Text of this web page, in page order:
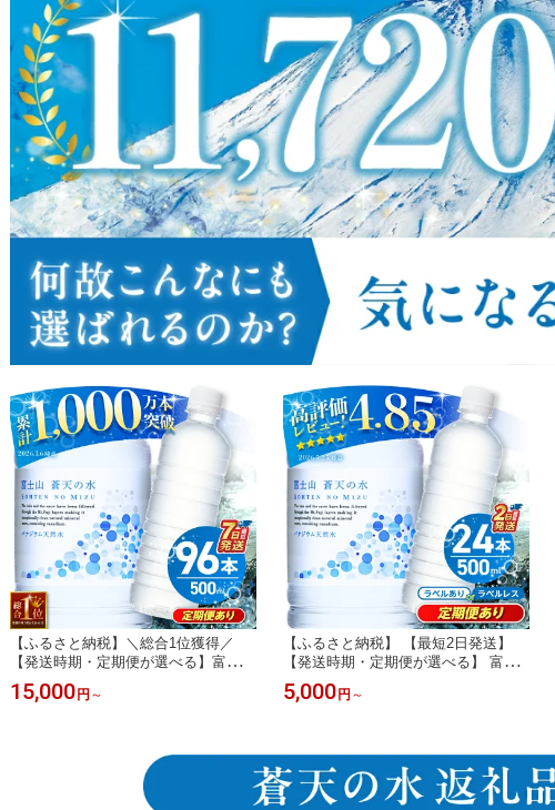
【ふるさと納税】＼総合1位獲得／
【発送時期・定期便が選べる】富士山
蒼天の水 ＜ラベルレス＞ 500ml 96本
(4ケース) 国産 天然水 ミネラルウォー
保存 飲料水 キャンプ 熱中症対策 ※
15,000円 ～
【ふるさと納税】 【最短2日発送】
【発送時期・定期便が選べる】 富士
山蒼天の水 ラベルあり ラベルレス 50
0ml 24本 1ケース ミネラルウォータ
円 軟水 ベビー 保存 すぐ届く 熱中症
対策 ※離島不可
5,000円 ～